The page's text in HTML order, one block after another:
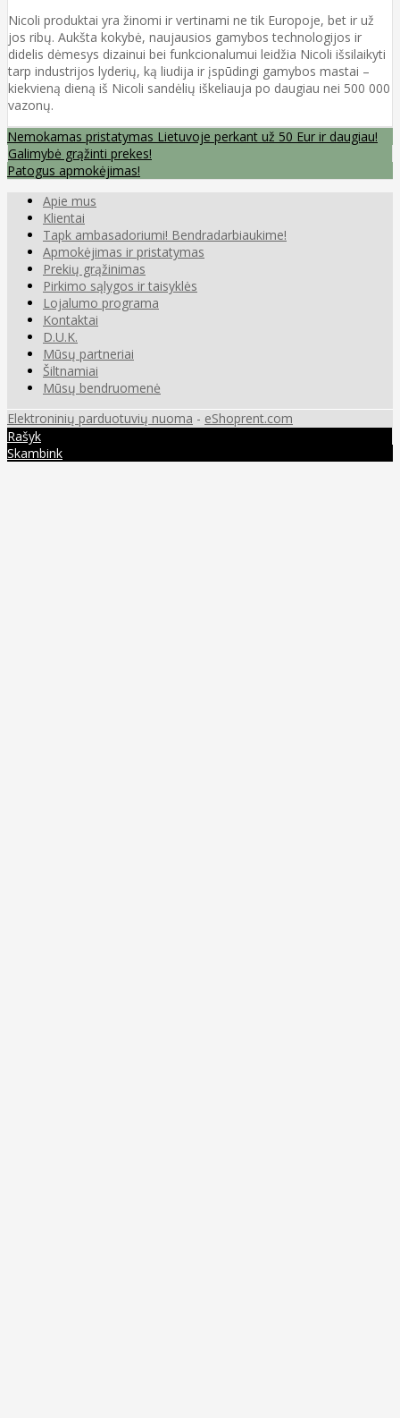
Nicoli produktai yra žinomi ir vertinami ne tik Europoje, bet ir už
jos ribų. Aukšta kokybė, naujausios gamybos technologijos ir
didelis dėmesys dizainui bei funkcionalumui leidžia Nicoli išsilaikyti
tarp industrijos lyderių, ką liudija ir įspūdingi gamybos mastai –
kiekvieną dieną iš Nicoli sandėlių iškeliauja po daugiau nei 500 000
vazonų.
Nemokamas pristatymas Lietuvoje perkant už 50 Eur ir daugiau!
Galimybė grąžinti prekes!
Patogus apmokėjimas!
Apie mus
Klientai
Tapk ambasadoriumi! Bendradarbiaukime!
Apmokėjimas ir pristatymas
Prekių grąžinimas
Pirkimo sąlygos ir taisyklės
Lojalumo programa
Kontaktai
D.U.K.
Mūsų partneriai
Šiltnamiai
Mūsų bendruomenė
Elektroninių parduotuvių nuoma - eShoprent.com
Rašyk
Skambink